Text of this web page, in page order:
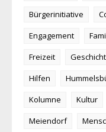
Bürgerinitiative
Engagement
Freizeit
Hilfen
Kolumne
Kultur
Meiendorf